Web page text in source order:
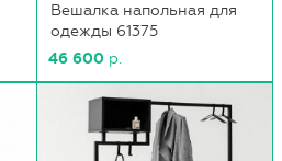
Вешалка напольная для
одежды 61375
46 600 р.